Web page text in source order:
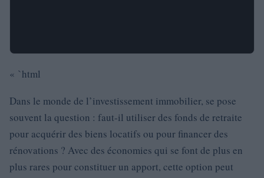
« `html
Dans le monde de l’investissement immobilier, se pose
souvent la question : faut-il utiliser des fonds de retraite
pour acquérir des biens locatifs ou pour financer des
rénovations ? Avec des économies qui se font de plus en
plus rares pour constituer un apport, cette option peut